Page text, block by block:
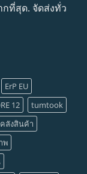
ที่สุด. จัดส่งทั่ว
ErP EU
12
tumtook
คลังสินค้า
พ